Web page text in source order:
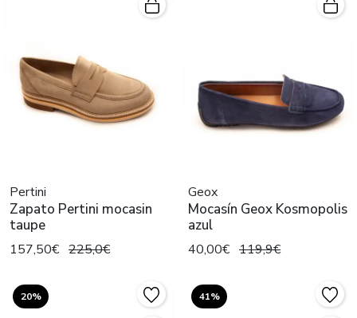
Pertini
Zapato Pertini mocasin
taupe
157,50€ 225,0€
Geox
Mocasín Geox Kosmopolis
azul
40,00€ 119,9€
20% 41%